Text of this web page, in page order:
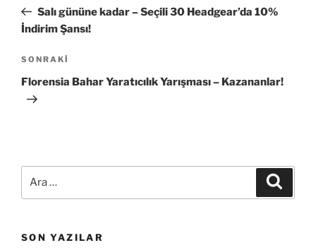
YazıSalı gününe kadar – Seçili 30 Headgear’da 10%
İndirim Şansı!
Sonraki
Yazı
SONRAKI
Florensia Bahar Yaratıcılık Yarışması – Kazananlar!
SON YAZILAR